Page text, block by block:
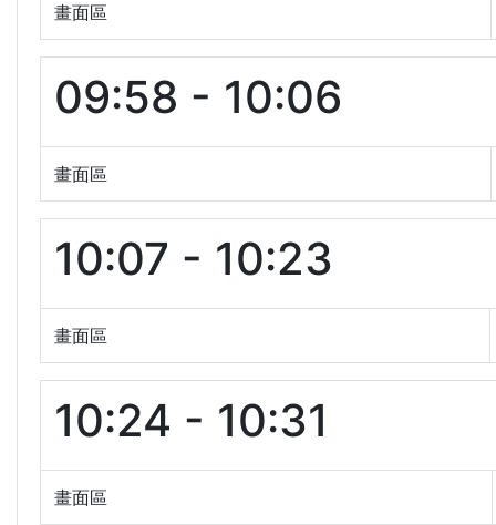
畫面區
09:58 - 10:06
畫面區
10:07 - 10:23
畫面區
10:24 - 10:31
畫面區